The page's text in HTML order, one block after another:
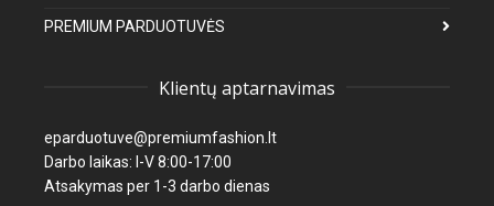
PREMIUM PARDUOTUVĖS
Klientų aptarnavimas
eparduotuve@premiumfashion.lt
Darbo laikas: I-V 8:00-17:00
Atsakymas per 1-3 darbo dienas